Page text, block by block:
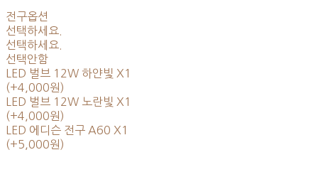
전구옵션
선택하세요.
선택하세요.
선택안함
LED 벌브 12W 하얀빛 X1
(+4,000원)
LED 벌브 12W 노란빛 X1
(+4,000원)
LED 에디슨 전구 A60 X1
(+5,000원)